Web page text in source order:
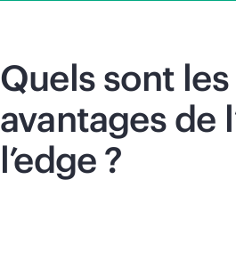
Quels sont les
avantages de
l’edge ?